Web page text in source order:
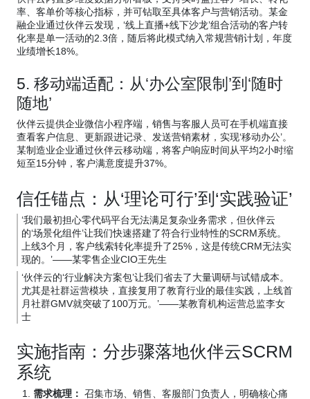
率、客单价等核心指标，并可钻取至具体客户与营销活动。某金
融企业通过伙伴云发现，‘线上直播+线下沙龙’组合活动的客户转
化率是单一活动的2.3倍，随后将此模式纳入常规营销计划，年度
业绩增长18%。
5. 移动端适配：从‘办公室限制’到‘随时
随地’
伙伴云提供企业微信小程序端，销售与客服人员可在手机端直接
查看客户信息、更新跟进记录、发送营销素材，实现‘移动办公’。
某制造业企业通过伙伴云移动端，将客户响应时间从平均2小时缩
短至15分钟，客户满意度提升37%。
信任锚点：从‘理论可行’到‘实践验证’
‘我们最初担心零代码平台无法满足复杂业务需求，但伙伴云
的‘场景化组件’让我们快速搭建了符合行业特性的SCRM系统。
上线3个月，客户线索转化率提升了25%，这是传统CRM无法实
现的。’——某零售企业CIO王先生
‘伙伴云的‘行业解决方案包’让我们省去了大量调研与试错成本。
尤其是社群运营模块，直接复用了教育行业的最佳实践，上线首
月社群GMV就突破了100万元。’——某教育机构运营总监李女
士
实施指南：分步骤落地伙伴云SCRM
系统
需求梳理： 召集市场、销售、客服部门负责人，明确核心痛